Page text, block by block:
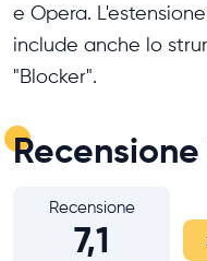
e Opera.
include anche lo
"Blocker".
Recensione
7,1